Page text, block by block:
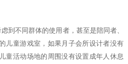
虑到不同群体的使用者，甚至是陪同者、
儿童游戏室，如果月子会所设计者没有
童活动场地的周围没有设置成年人休息